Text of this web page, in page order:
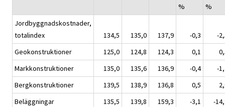
%
%
Jordbyggnadskostnader,
totalindex
134,5 135,0 137,9 -0,3
-
Geokonstruktioner
125,0 124,8 124,3 0,1
Markkonstruktioner
135,0 135,6 136,9 -0,4
-
Bergkonstruktioner
139,5 138,9 136,8 0,5
Beläggningar
135,5 139,8 159,3 -3,1
-